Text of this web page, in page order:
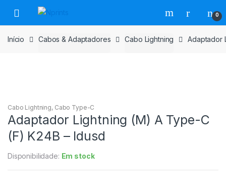
para
navegação
para
o
conteúdo
0
Início Cabos & Adaptadores Cabo Lightning Adaptador
Cabo Lightning, Cabo Type-C
Adaptador Lightning (M) A Type-C
(F) K24B – Idusd
Disponibilidade: Em stock